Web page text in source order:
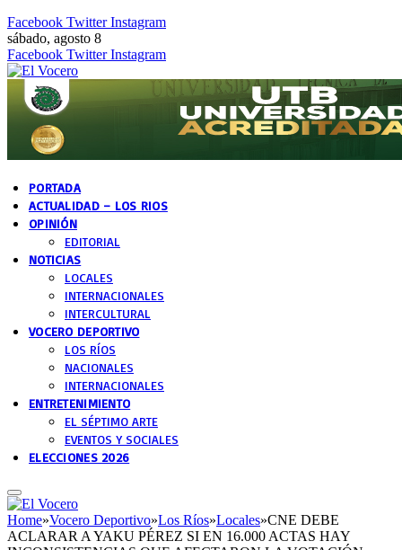
Facebook Twitter Instagram
sábado, agosto 8
Facebook Twitter Instagram
PORTADA
ACTUALIDAD – LOS RIOS
OPINIÓN
EDITORIAL
NOTICIAS
LOCALES
INTERNACIONALES
INTERCULTURAL
VOCERO DEPORTIVO
LOS RÍOS
NACIONALES
INTERNACIONALES
ENTRETENIMIENTO
EL SÉPTIMO ARTE
EVENTOS Y SOCIALES
ELECCIONES 2026
Home»Vocero Deportivo»Los Ríos»Locales»CNE DEBE
ACLARAR A YAKU PÉREZ SI EN 16.000 ACTAS HAY